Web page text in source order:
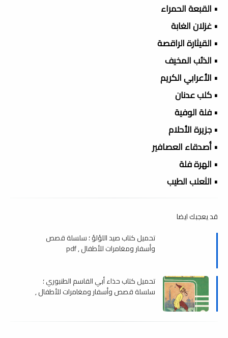
• القبعة الحمراء
• غزلان الغابة
• القيثارة الراقصة
• الذئب المخيف
• الأعرابي الكريم
• كلب عدنان
• فلة الوفية
• جزيرة الأحلام
• أصدقاء العصافير
• الهرة فلة
• الثعلب الطيب
قد يعجبك ايضا
تحميل كتاب صيد اللؤلؤ ؛ سلسلة قصص
وأسفار ومغامرات للأطفال , pdf
تحميل كتاب حذاء أبي القاسم الطنبوري ؛
سلسلة قصص وأسفار ومغامرات للأطفال ,